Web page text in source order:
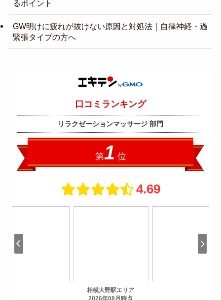
るポイント
GW明けに疲れが抜けない原因と対処法｜自律神経・過
緊張タイプの方へ